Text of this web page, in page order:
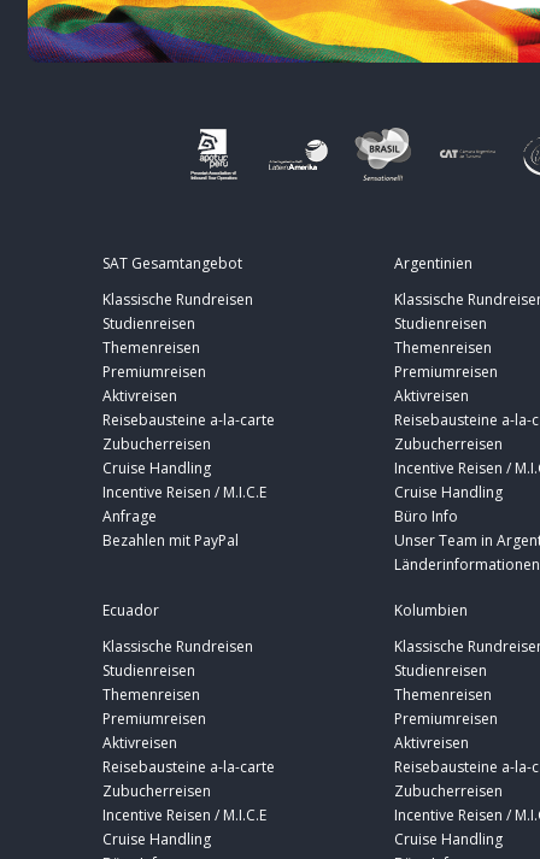
SAT Gesamtangebot
Klassische Rundreisen
Studienreisen
Themenreisen
Premiumreisen
Aktivreisen
Reisebausteine a-la-carte
Zubucherreisen
Cruise Handling
Incentive Reisen / M.I.C.E
Anfrage
Bezahlen mit PayPal
Argentinien
Klassische
Studienreisen
Themenreisen
Premiumreisen
Aktivreisen
Reisebausteine a-la-
Zubucherreisen
Incentive Reisen /
Cruise Handling
Büro Info
Unser Team in
Länderinformationen
Ecuador
Klassische Rundreisen
Studienreisen
Themenreisen
Premiumreisen
Aktivreisen
Reisebausteine a-la-carte
Zubucherreisen
Incentive Reisen / M.I.C.E
Cruise Handling
Kolumbien
Klassische
Studienreisen
Themenreisen
Premiumreisen
Aktivreisen
Reisebausteine a-la-
Zubucherreisen
Incentive Reisen /
Cruise Handling